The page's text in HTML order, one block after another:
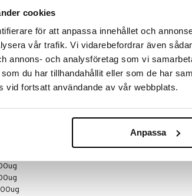
cookies
för att anpassa innehållet och
vår trafik. Vi vidarebefordrar även
annons- och analysföretag som vi
du har tillhandahållit eller som de har
vid fortsatt användande av vår webbplats.
Anpassa
5-metyltetrahydrofolsyra glukosaminsalt],
kaliumjodid.